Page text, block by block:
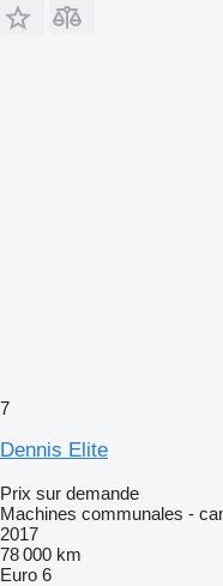
7
Dennis Elite
Prix sur demande
Machines communales -
2017
78 000 km
Euro 6